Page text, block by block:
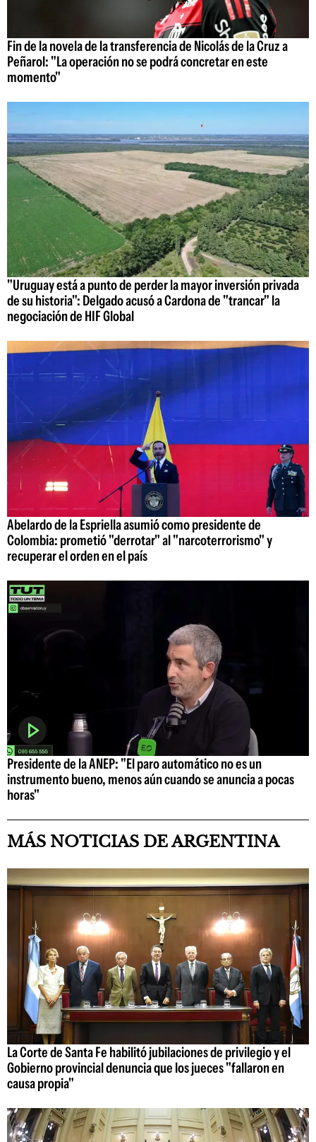
Fin de la novela de la transferencia de Nicolás de la Cruz a
Peñarol: "La operación no se podrá concretar en este
momento"
"Uruguay está a punto de perder la mayor inversión privada
de su historia": Delgado acusó a Cardona de "trancar" la
negociación de HIF Global
Abelardo de la Espriella asumió como presidente de
Colombia: prometió "derrotar" al "narcoterrorismo" y
recuperar el orden en el país
Presidente de la ANEP: "El paro automático no es un
instrumento bueno, menos aún cuando se anuncia a pocas
horas"
MÁS NOTICIAS DE ARGENTINA
La Corte de Santa Fe habilitó jubilaciones de privilegio y el
Gobierno provincial denuncia que los jueces "fallaron en
causa propia"